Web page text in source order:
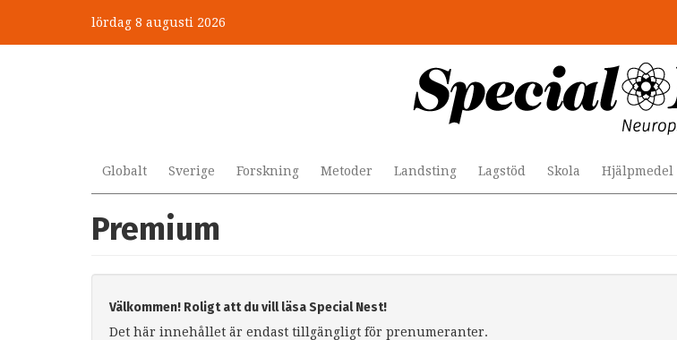
huvudinnehåll
lördag 8 augusti 2026
Globalt Sverige Forskning Metoder Landsting Lagstöd Skola Hjälpmedel
Premium
Välkommen! Roligt att du vill läsa Special Nest!
Det här innehållet är endast tillgängligt för prenumeranter.